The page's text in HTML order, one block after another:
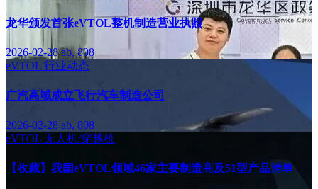
龙华颁发首张eVTOL整机制造营业执照
2026-02-28ab, 808
eVTOL 行业动态
广汽高域成立飞行汽车制造公司
2026-02-28 ab, 808
eVTOL 无人机/穿越机
【收藏】我国eVTOL领域46家主要制造商及51型产品清单